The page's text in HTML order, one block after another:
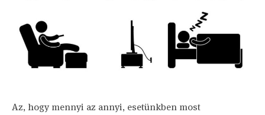
Az, hogy mennyi az annyi, esetünkben most